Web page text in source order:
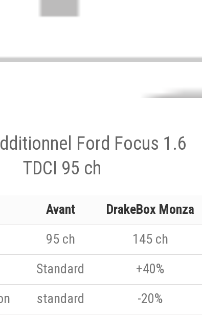
Ford Focus 1.6
TDCI 95 ch
Avant
DrakeBox Monza
95 ch
145 ch
Standard
+40%
standard
-20%